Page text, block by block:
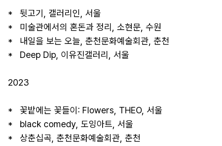
*   뒷고기, 갤러리인, 서울
*   미술관에서의 혼돈과 정리, 소현문, 수원
*   내일을 보는 오늘, 춘천문화예술회관, 춘천
*   Deep Dip, 이유진갤러리, 서울
2023
*   꽃밭에는 꽃들이: Flowers, THEO, 서울
*   black comedy, 도잉아트, 서울
*   상춘십곡, 춘천문화예술회관, 춘천